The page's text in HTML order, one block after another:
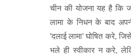
चीन की योजना यह है कि
लामा के निधन के बाद
‘दलाई लामा’ घोषित करे,
भले ही स्वीकार न करे,